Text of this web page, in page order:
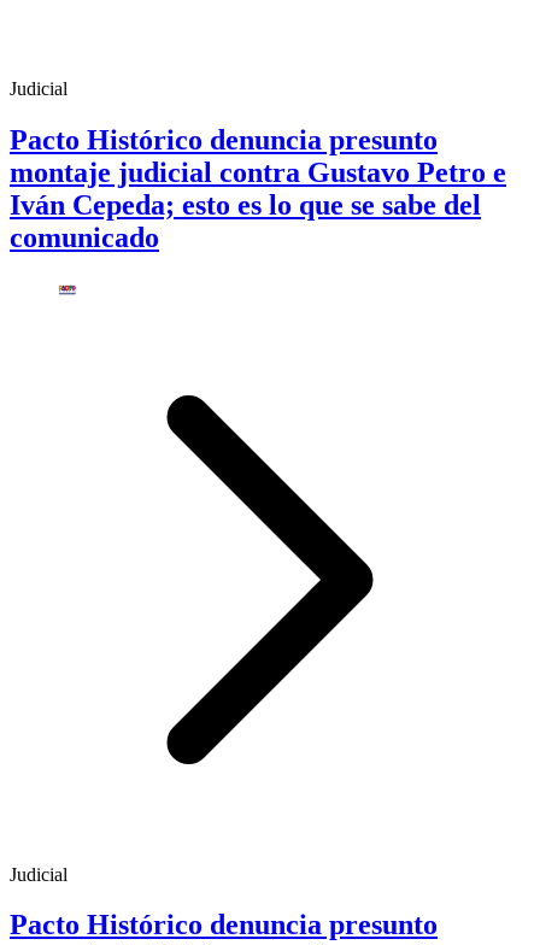
Judicial
Pacto Histórico denuncia presunto
montaje judicial contra Gustavo Petro e
Iván Cepeda; esto es lo que se sabe del
comunicado
Judicial
Pacto Histórico denuncia presunto